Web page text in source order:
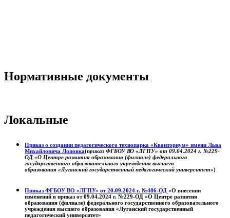
Нормативные документы
Локальные
Приказ о создании педагогического технопарка «Кванториум» имени Льва
Михайловича Лоповка(приказ ФГБОУ ВО «ЛГПУ» от 09.04.2024 г. №229-
ОД «О Центре развития образования (филиале) федерального
государственного образовательного учреждения высшего
образования «Луганский государственный педагогический университет»)
Приказ ФГБОУ ВО «ЛГПУ» от 20.09.2024 г. №486-ОД «О внесении
изменений в приказ от 09.04.2024 г. №229-ОД «О Центре развития
образования (филиале) федерального государственного образовательного
учреждения высшего образования «Луганский государственный
педагогический университет»